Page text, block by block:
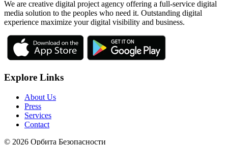
We are creative digital project agency offering a full-service digital
media solution to the peoples who need it. Outstanding digital
experience maximize your digital visibility and business.
Explore Links
About Us
Press
Services
Contact
© 2026 Орбита Безопасности